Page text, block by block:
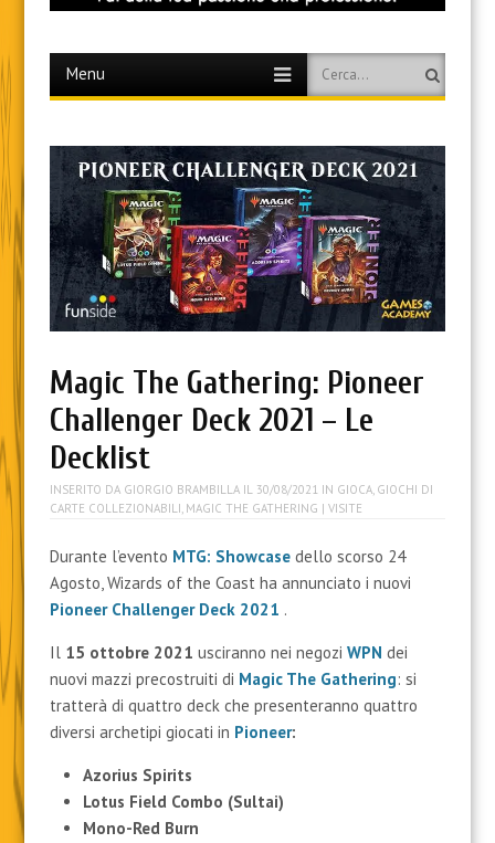
Menu
content
Search
Magic The Gathering: Pioneer
Challenger Deck 2021 – Le
Decklist
INSERITO DA GIORGIO BRAMBILLAIL 30/08/2021 IN GIOCA, GIOCHI DI
CARTE COLLEZIONABILI MAGIC THE GATHERING | VISITE
Durante l’evento MTG: Showcasedello scorso 24
Agosto, Wizards of the Coast ha annunciato i nuovi
Pioneer Challenger Deck 2021 .
Il 15 ottobre 2021 usciranno nei negozi WPN dei
nuovi mazzi precostruiti di Magic The Gathering: si
tratterà di quattro deck che presenteranno quattro
diversi archetipi giocati in Pioneer:
Azorius Spirits
Lotus Field Combo (Sultai)
Mono-Red Burn